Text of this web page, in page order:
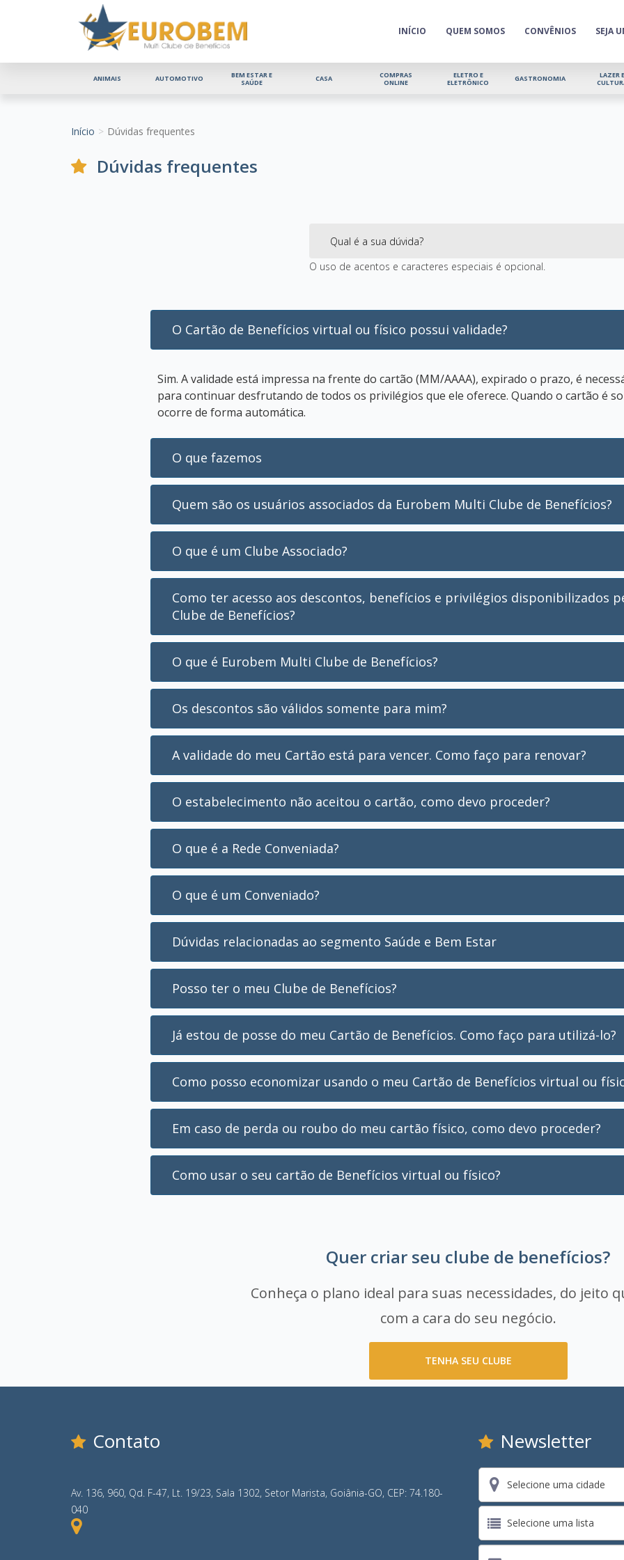
INÍCIO QUEM SOMOS CONVÊNIOS SEJA
ANIMAIS AUTOMOTIVO
BEM ESTAR E
SAÚDE
CASA
COMPRAS
ONLINE
ELETRO E
ELETRÔNICO
GASTRONOMIA
LAZER
Início Dúvidas frequentes
Dúvidas frequentes
O uso de acentos e caracteres especiais é opcional.
O Cartão de Benefícios virtual ou físico possui validade?
Sim. A validade está impressa na frente do cartão (MM/AAAA), expirado o prazo, é
para continuar desfrutando de todos os privilégios que ele oferece. Quando o cartão é
ocorre de forma automática.
O que fazemos
Quem são os usuários associados da Eurobem Multi Clube de Benefícios?
O que é um Clube Associado?
Como ter acesso aos descontos, benefícios e privilégios disponibilizados
Clube de Benefícios?
O que é Eurobem Multi Clube de Benefícios?
Os descontos são válidos somente para mim?
A validade do meu Cartão está para vencer. Como faço para renovar?
O estabelecimento não aceitou o cartão, como devo proceder?
O que é a Rede Conveniada?
O que é um Conveniado?
Dúvidas relacionadas ao segmento Saúde e Bem Estar
Posso ter o meu Clube de Benefícios?
Já estou de posse do meu Cartão de Benefícios. Como faço para utilizá-lo?
Como posso economizar usando o meu Cartão de Benefícios virtual ou
Em caso de perda ou roubo do meu cartão físico, como devo proceder?
Como usar o seu cartão de Benefícios virtual ou físico?
Quer criar seu clube de benefícios?
Conheça o plano ideal para suas necessidades, do jeito
com a cara do seu negócio.
TENHA SEU CLUBE
Contato
Av. 136, 960, Qd. F-47, Lt. 19/23, Sala 1302, Setor Marista, Goiânia-GO, CEP: 74.180-
040
Newsletter
Selecione uma cidade
Selecione uma lista